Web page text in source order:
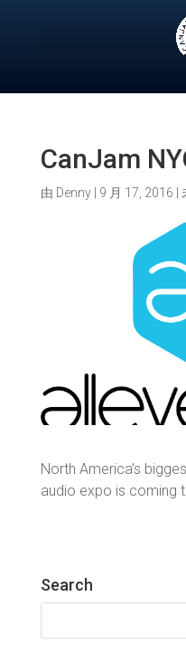
CanJam
由 Denny| 9 月 17, 2016
North America’s
audio expo is coming
Search
搜